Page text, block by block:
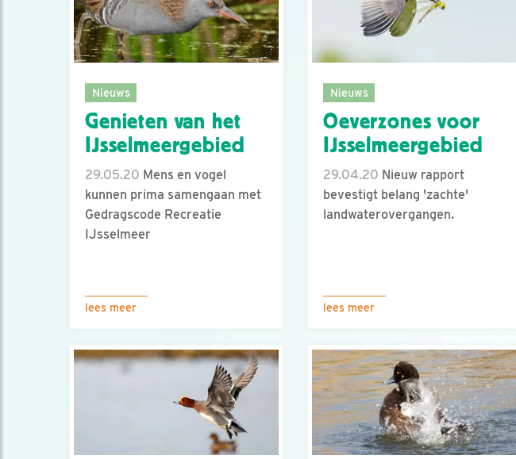
Nieuws
Genieten van het
IJsselmeergebied
29.05.20 Mens en vogel
kunnen prima samengaan met
Gedragscode Recreatie
IJsselmeer
lees meer
Nieuws
Oeverzones voor
IJsselmeergebied
29.04.20 Nieuw rapport
bevestigt belang 'zachte'
landwaterovergangen.
lees meer